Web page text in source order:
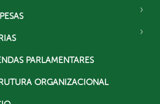
PARLAMENTARES
ORGANIZACIONAL